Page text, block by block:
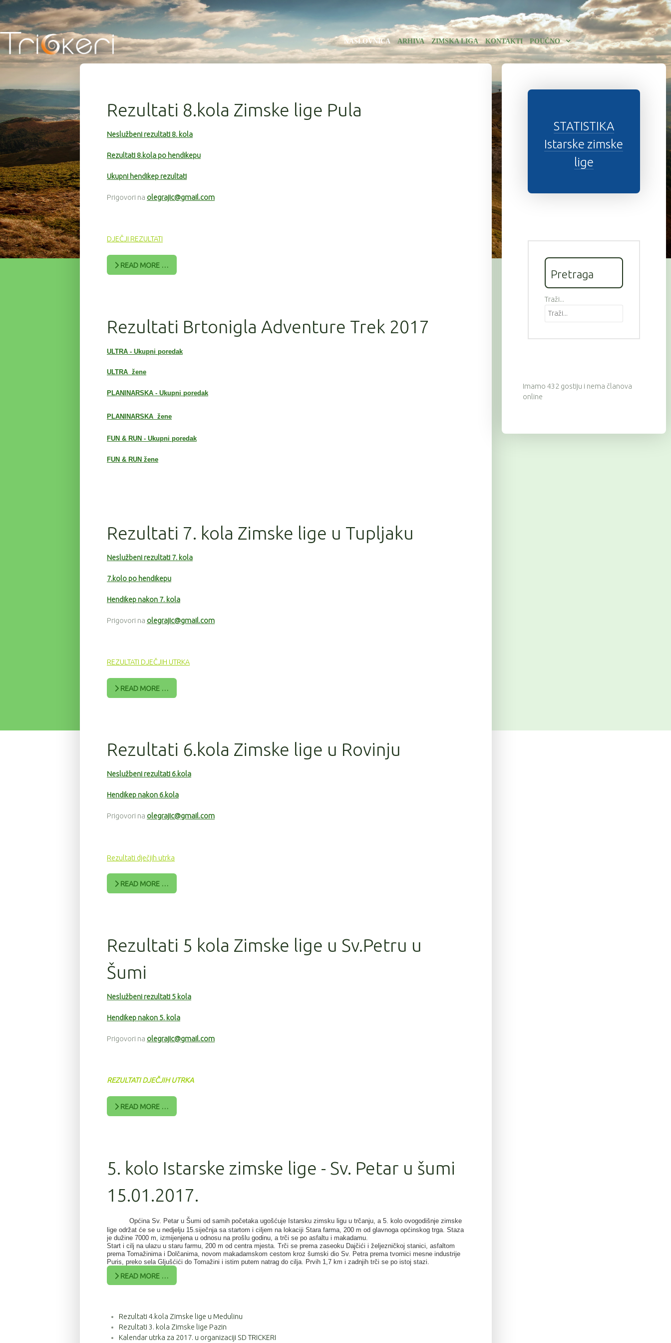
NASLOVNICA ARHIVA ZIMSKA LIGA KONTAKTI POUČNO
Rezultati 8.kola Zimske lige Pula
Neslužbeni rezultati 8. kola
Rezultati 8.kola po hendikepu
Ukupni hendikep rezultati
Prigovori na olegrajic@gmail.com
DJEČJI REZULTATI
READ MORE …
Rezultati Brtonigla Adventure Trek 2017
ULTRA - Ukupni poredak
ULTRA žene
PLANINARSKA - Ukupni poredak
PLANINARSKA žene
FUN & RUN - Ukupni poredak
FUN & RUN žene
Rezultati 7. kola Zimske lige u Tupljaku
Neslužbeni rezultati 7. kola
7.kolo po hendikepu
Hendikep nakon 7. kola
Prigovori na olegrajic@gmail.com
REZULTATI DJEČJIH UTRKA
READ MORE …
Rezultati 6.kola Zimske lige u Rovinju
Neslužbeni rezultati 6.kola
Hendikep nakon 6.kola
Prigovori na olegrajic@gmail.com
Rezultati dječjih utrka
READ MORE …
Rezultati 5 kola Zimske lige u Sv.Petru u
Šumi
Neslužbeni rezultati 5 kola
Hendikep nakon 5. kola
Prigovori na olegrajic@gmail.com
REZULTATI DJEČJIH UTRKA
READ MORE …
5. kolo Istarske zimske lige - Sv. Petar u šumi
15.01.2017.
Općina Sv. Petar u Šumi od samih početaka ugošćuje Istarsku zimsku ligu u trčanju, a 5. kolo ovogodišnje zimske
lige održat će se u nedjelju 15.siječnja sa startom i ciljem na lokaciji Stara farma, 200 m od glavnoga općinskog trga. Staza
je dužine 7000 m, izmijenjena u odnosu na prošlu godinu, a trči se po asfaltu i makadamu.
Start i cilj na ulazu u staru farmu, 200 m od centra mjesta. Trči se prema zaseoku Dajčići i željezničkoj stanici, asfaltom
prema Tomažinima i Dolčanima, novom makadamskom cestom kroz šumski dio Sv. Petra prema tvornici mesne industrije
Puris, preko sela Gljušćići do Tomažini i istim putem natrag do cilja. Prvih 1,7 km i zadnjih trči se po istoj stazi.
READ MORE …
Rezultati 4.kola Zimske lige u Medulinu
Rezultati 3. kola Zimske lige Pazin
Kalendar utrka za 2017. u organizaciji SD TRICKERI
STATISTIKA
Istarske zimske
lige
Pretraga
Traži...
Imamo 432 gostiju i nema članova
online